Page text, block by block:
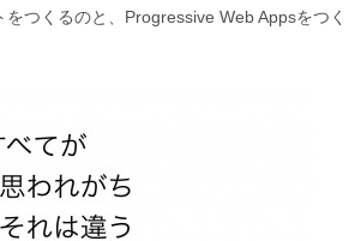
つくるのと、Progressive Web Appsをつく